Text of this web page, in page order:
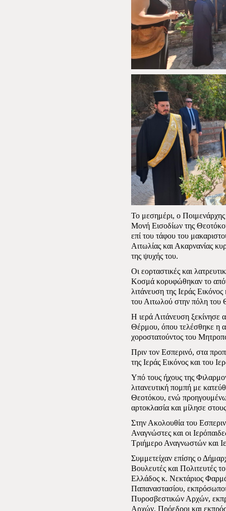
Το μεσημέρι, ο
Μονή Εισοδίων της
επί του τάφου του
Αιτωλίας και Ακαρνανίας
της ψυχής του.
Οι εορταστικές και
Κοσμά κορυφώθηκαν το
λιτάνευση της Ιεράς
του Αιτωλού στην πόλη του
Η ιερά Λιτάνευση ξεκίνησε
Θέρμου, όπου τελέσθηκε η
χοροστατούντος του
Πριν τον Εσπερινό, στα
της Ιεράς Εικόνος και του
Υπό τους ήχους της
λιτανευτική πομπή με
Θεοτόκου, ενώ
αρτοκλασία και μίλησε
Στην Ακολουθία του
Αναγνώστες και οι
Τριήμερο Αναγνωστών και
Συμμετείχαν επίσης ο
Βουλευτές και Πολιτευτές
Ελλάδος κ. Νεκτάριος
Παπαναστασίου,
Πυροσβεστικών Αρχών,
Αρχών, Πρόεδροι και